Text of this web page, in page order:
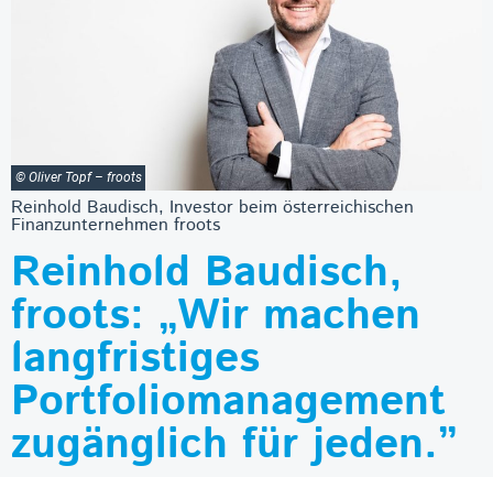
© Oliver Topf – froots
Reinhold Baudisch, Investor beim österreichischen
Finanzunternehmen froots
Reinhold Baudisch,
froots: „Wir machen
langfristiges
Portfoliomanagement
zugänglich für jeden.”